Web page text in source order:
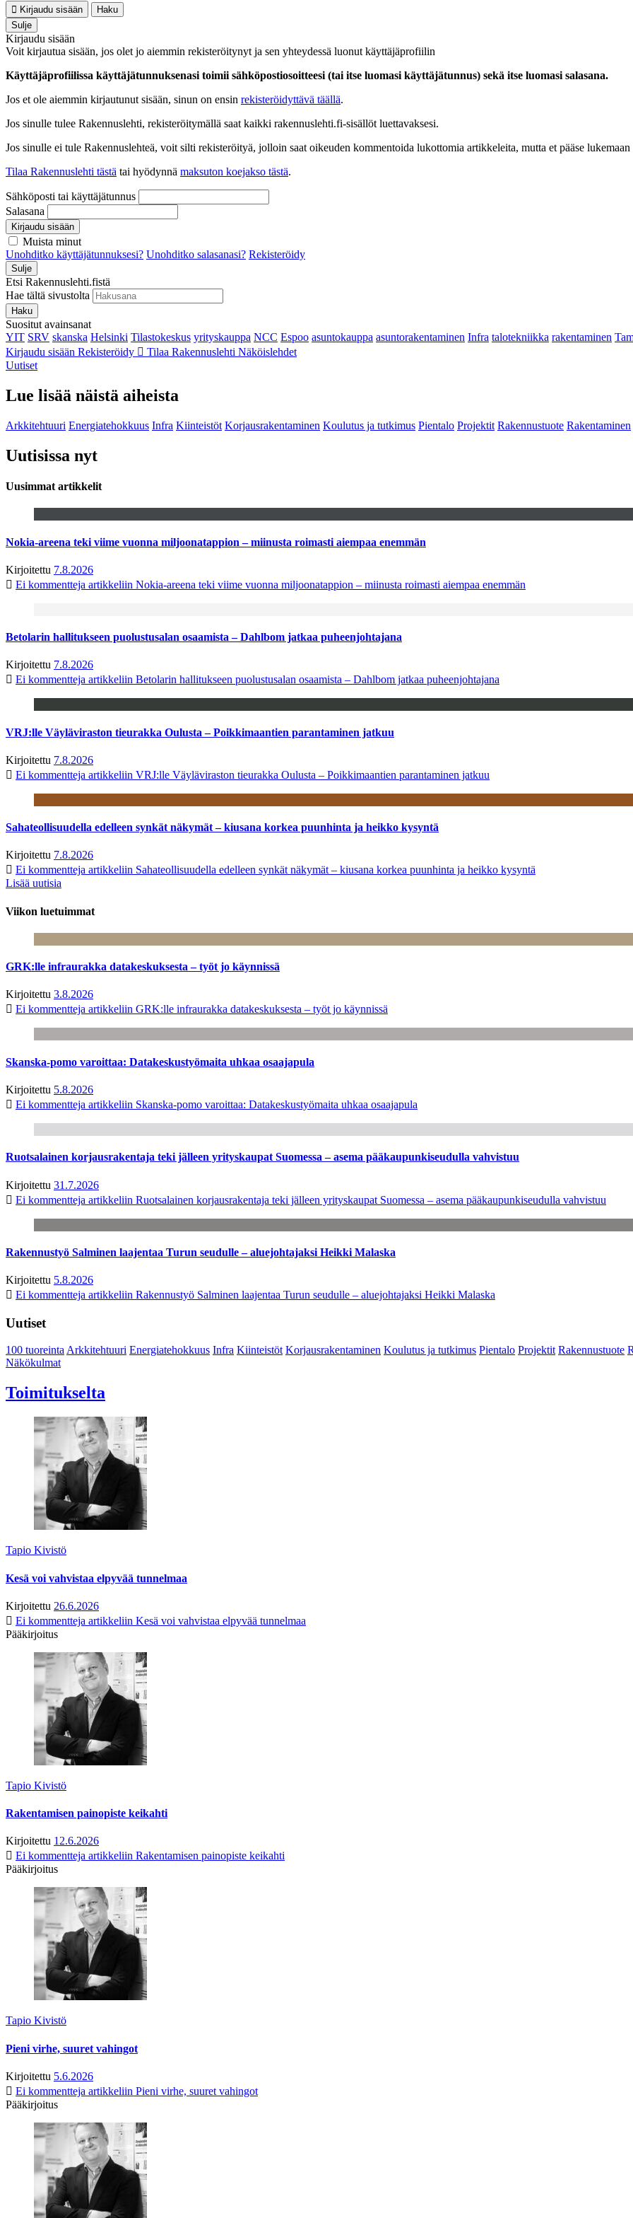
Kirjaudu sisään
Haku
Sulje
Kirjaudu sisään
Voit kirjautua sisään, jos olet jo aiemmin rekisteröitynyt ja sen yhteydessä luonut käyttäjäprofiilin
Käyttäjäprofiilissa käyttäjätunnuksenasi toimii sähköpostiosoitteesi (tai itse luomasi käyttäjätunnus) sekä itse luomasi salasana.
Jos et ole aiemmin kirjautunut sisään, sinun on ensin rekisteröidyttävä täällä.
Jos sinulle tulee Rakennuslehti, rekisteröitymällä saat kaikki rakennuslehti.fi-sisällöt luettavaksesi.
Jos sinulle ei tule Rakennuslehteä, voit silti rekisteröityä, jolloin saat oikeuden kommentoida lukottomia artikkeleita, mutta et pääse
Tilaa Rakennuslehti tästä tai hyödynnä maksuton koejakso tästä.
Sähköposti tai käyttäjätunnus
Salasana
Kirjaudu sisään
Muista minut
Unohditko käyttäjätunnuksesi? Unohditko salasanasi? Rekisteröidy
Sulje
Etsi Rakennuslehti.fistä
Hae tältä sivustolta
Haku
Suositut avainsanat
YIT SRV skanska Helsinki Tilastokeskus yrityskauppa NCC Espoo asuntokauppa asuntorakentaminen Infra talotekniikka rakentaminen
Kirjaudu sisään Rekisteröidy Tilaa Rakennuslehti Näköislehdet
Uutiset
Lue lisää näistä aiheista
Arkkitehtuuri Energiatehokkuus Infra Kiinteistöt Korjausrakentaminen Koulutus ja tutkimus Pientalo Projektit Rakennustuote Rakentaminen
Uutisissa nyt
Uusimmat artikkelit
Nokia-areena teki viime vuonna miljoonatappion – miinusta roimasti aiempaa enemmän
Kirjoitettu 7.8.2026
Ei kommentteja artikkeliin Nokia-areena teki viime vuonna miljoonatappion – miinusta roimasti aiempaa enemmän
Betolarin hallitukseen puolustusalan osaamista – Dahlbom jatkaa puheenjohtajana
Kirjoitettu 7.8.2026
Ei kommentteja artikkeliin Betolarin hallitukseen puolustusalan osaamista – Dahlbom jatkaa puheenjohtajana
VRJ:lle Väyläviraston tieurakka Oulusta – Poikkimaantien parantaminen jatkuu
Kirjoitettu 7.8.2026
Ei kommentteja artikkeliin VRJ:lle Väyläviraston tieurakka Oulusta – Poikkimaantien parantaminen jatkuu
Sahateollisuudella edelleen synkät näkymät – kiusana korkea puunhinta ja heikko kysyntä
Kirjoitettu 7.8.2026
Ei kommentteja artikkeliin Sahateollisuudella edelleen synkät näkymät – kiusana korkea puunhinta ja heikko kysyntä
Lisää uutisia
Viikon luetuimmat
GRK:lle infraurakka datakeskuksesta – työt jo käynnissä
Kirjoitettu 3.8.2026
Ei kommentteja artikkeliin GRK:lle infraurakka datakeskuksesta – työt jo käynnissä
Skanska-pomo varoittaa: Datakeskustyömaita uhkaa osaajapula
Kirjoitettu 5.8.2026
Ei kommentteja artikkeliin Skanska-pomo varoittaa: Datakeskustyömaita uhkaa osaajapula
Ruotsalainen korjausrakentaja teki jälleen yrityskaupat Suomessa – asema pääkaupunkiseudulla vahvistuu
Kirjoitettu 31.7.2026
Ei kommentteja artikkeliin Ruotsalainen korjausrakentaja teki jälleen yrityskaupat Suomessa – asema pääkaupunkiseudulla vahvistuu
Rakennustyö Salminen laajentaa Turun seudulle – aluejohtajaksi Heikki Malaska
Kirjoitettu 5.8.2026
Ei kommentteja artikkeliin Rakennustyö Salminen laajentaa Turun seudulle – aluejohtajaksi Heikki Malaska
Uutiset
100 tuoreintaArkkitehtuuri Energiatehokkuus Infra Kiinteistöt Korjausrakentaminen Koulutus ja tutkimus Pientalo Projektit Rakennustuote
Näkökulmat
Toimitukselta
Tapio Kivistö
Kesä voi vahvistaa elpyvää tunnelmaa
Kirjoitettu 26.6.2026
Ei kommentteja artikkeliin Kesä voi vahvistaa elpyvää tunnelmaa
Pääkirjoitus
Tapio Kivistö
Rakentamisen painopiste keikahti
Kirjoitettu 12.6.2026
Ei kommentteja artikkeliin Rakentamisen painopiste keikahti
Pääkirjoitus
Tapio Kivistö
Pieni virhe, suuret vahingot
Kirjoitettu 5.6.2026
Ei kommentteja artikkeliin Pieni virhe, suuret vahingot
Pääkirjoitus